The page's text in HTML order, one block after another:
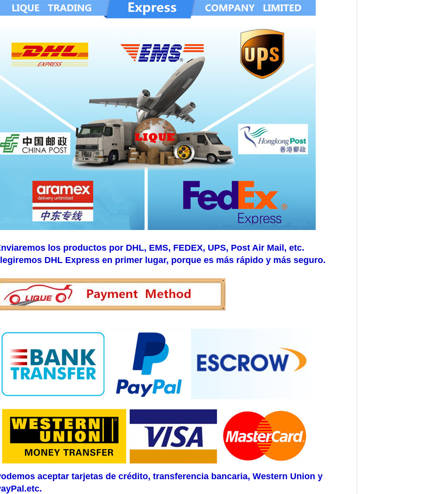
los productos por DHL, EMS, FEDEX, UPS, Post Air Mail, etc.
DHL Express en primer lugar, porque es más rápido y más seguro.
aceptar tarjetas de crédito, transferencia bancaria, Western Union y